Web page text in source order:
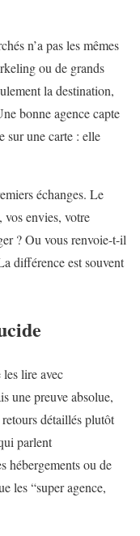
n’a pas les mêmes
ou de grands
la destination,
bonne agence capte
sur une carte : elle
échanges. Le
envies, votre
? Ou vous renvoie-t-il
différence est souvent
lire avec
une preuve absolue,
détaillés plutôt
parlent
hébergements ou de
les “super agence,